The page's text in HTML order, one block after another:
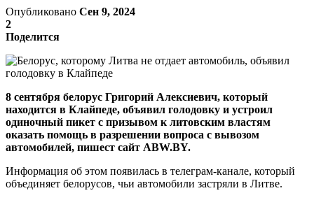
Опубликовано Сен 9, 2024
2
Поделится
8 сентября белорус Григорий Алексиевич, который
находится в Клайпеде, объявил голодовку и устроил
одиночный пикет с призывом к литовским властям
оказать помощь в разрешении вопроса с вывозом
автомобилей, пишест сайт ABW.BY.
Информация об этом появилась в телеграм-канале, который
объединяет белорусов, чьи автомобили застряли в Литве.